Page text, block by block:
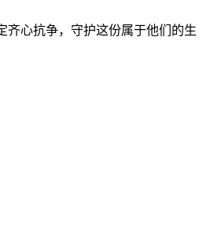
齐心抗争，守护这份属于他们的生